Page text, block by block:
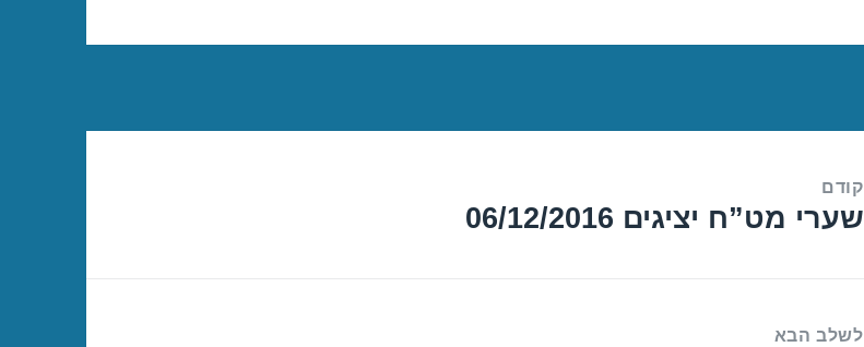
קודם
הפוסט
שערי מט”ח יציגים 06/12/2016
לשלב הבא